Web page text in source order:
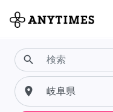
search
place